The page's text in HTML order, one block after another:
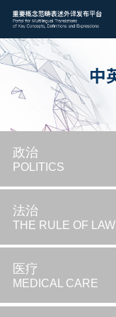
政治
POLITICS
法治
THE RULE OF LAW
医疗
MEDICAL CARE